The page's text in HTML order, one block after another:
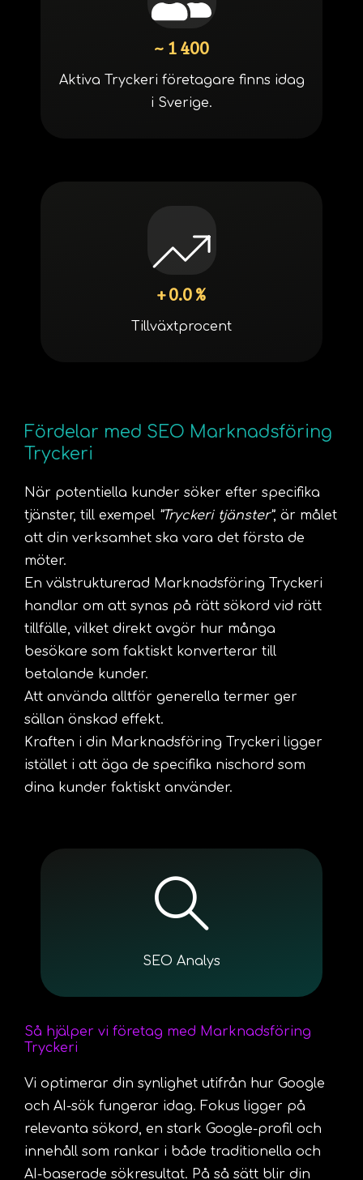
~ 1 400
Aktiva Tryckeri företagare finns idag
i Sverige.
+ 0.0 %
Tillväxtprocent
Fördelar med SEO Marknadsföring
Tryckeri
När potentiella kunder söker efter specifika
tjänster, till exempel ”Tryckeri tjänster”, är målet
att din verksamhet ska vara det första de
möter.
En välstrukturerad Marknadsföring Tryckeri
handlar om att synas på rätt sökord vid rätt
tillfälle, vilket direkt avgör hur många
besökare som faktiskt konverterar till
betalande kunder.
Att använda alltför generella termer ger
sällan önskad effekt.
Kraften i din Marknadsföring Tryckeri ligger
istället i att äga de specifika nischord som
dina kunder faktiskt använder.
SEO Analys
Så hjälper vi företag med Marknadsföring
Tryckeri
Vi optimerar din synlighet utifrån hur Google
och AI-sök fungerar idag. Fokus ligger på
relevanta sökord, en stark Google-profil och
innehåll som rankar i både traditionella och
AI-baserade sökresultat. På så sätt blir din